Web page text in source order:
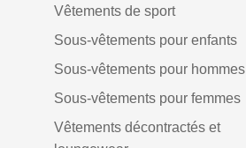
Vêtements de sport
Sous-vêtements pour enfants
Sous-vêtements pour hommes
Sous-vêtements pour femmes
Vêtements décontractés et